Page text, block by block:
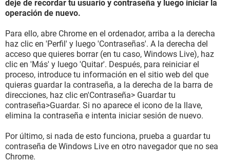
deje de recordar tu usuario y contraseña y luego iniciar la
operación de nuevo.
Para ello, abre Chrome en el ordenador, arriba a la derecha
haz clic en 'Perfil' y luego 'Contraseñas'. A la derecha del
acceso que quieres borrar (en tu caso, Windows Live), haz
clic en 'Más' y luego 'Quitar'. Después, para reiniciar el
proceso, introduce tu información en el sitio web del que
quieras guardar la contraseña, a la derecha de la barra de
direcciones, haz clic en'Contraseña> Guardar tu
contraseña>Guardar. Si no aparece el icono de la llave,
elimina la contraseña e intenta iniciar sesión de nuevo.
Por último, si nada de esto funciona, prueba a guardar tu
contraseña de Windows Live en otro navegador que no sea
Chrome.